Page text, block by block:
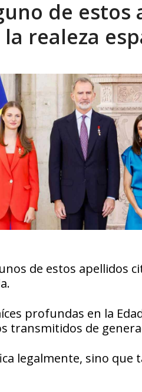
la luz: 17 años de excusas,
de
realeza
de estos apellidos
profundas en la
transmitidos de
legalmente, sino